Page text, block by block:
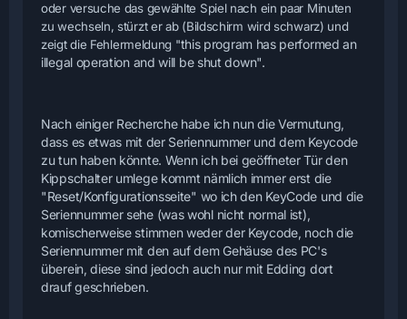
oder versuche das gewählte Spiel nach ein paar Minuten
zu wechseln, stürzt er ab (Bildschirm wird schwarz) und
zeigt die Fehlermeldung "this program has performed an
illegal operation and will be shut down".
Nach einiger Recherche habe ich nun die Vermutung,
dass es etwas mit der Seriennummer und dem Keycode
zu tun haben könnte. Wenn ich bei geöffneter Tür den
Kippschalter umlege kommt nämlich immer erst die
"Reset/Konfigurationsseite" wo ich den KeyCode und die
Seriennummer sehe (was wohl nicht normal ist),
komischerweise stimmen weder der Keycode, noch die
Seriennummer mit den auf dem Gehäuse des PC's
überein, diese sind jedoch auch nur mit Edding dort
drauf geschrieben.